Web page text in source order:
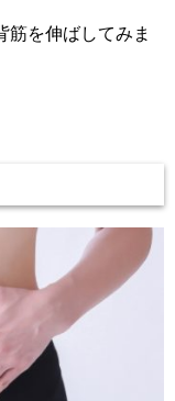
筋を伸ばしてみま